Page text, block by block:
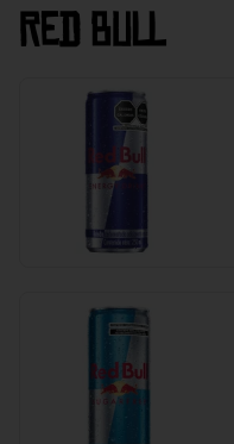
Red Bull